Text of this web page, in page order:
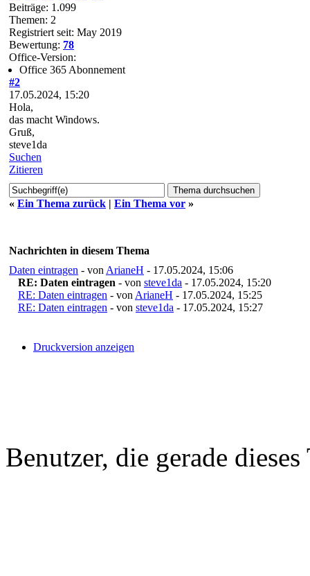
Beiträge: 1.099
Themen: 2
Registriert seit: May 2019
Bewertung: 78
Office-Version:
Office 365 Abonnement
#2
17.05.2024, 15:20
Hola,
das macht Windows.
Gruß,
steve1da
Suchen
Zitieren
« Ein Thema zurück | Ein Thema vor »
Nachrichten in diesem Thema
Daten eintragen - von ArianeH - 17.05.2024, 15:06
RE: Daten eintragen - von steve1da - 17.05.2024, 15:20
RE: Daten eintragen - von ArianeH - 17.05.2024, 15:25
RE: Daten eintragen - von steve1da - 17.05.2024, 15:27
Druckversion anzeigen
Benutzer, die gerade